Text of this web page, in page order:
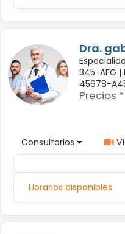
Dra.
345-AFG |
45678-
Precios
Consultorios
Horarios disponibles